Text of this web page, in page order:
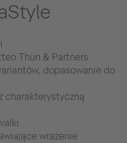
Thun & Partners
dopasowanie do
charakterystyczną
wrażenie